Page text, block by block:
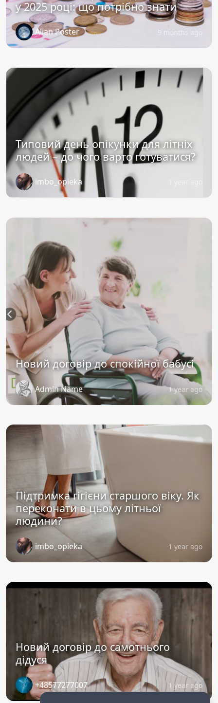
у 2025 році: що потрібно знати
Alian Poster 9 months ago
Типовий день опікунки для літніх
людей – до чого варто готуватися?
imbo_opieka
Новий договір до спокійної бабусі
Admin Name 1 year ago
Підтримка гігієни старшого віку. Як
переконати в цьому літньої
людини?
imbo_opieka 1 year ago
Новий договір до самотнього
дідуся
+48577277007 1 year ago